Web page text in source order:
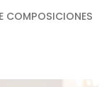
COMPOSICIONES